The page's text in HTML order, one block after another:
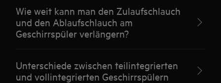
Wie weit kann man den Zulaufschlauch
und den Ablaufschlauch am
Geschirrspüler verlängern?
Unterschiede zwischen teilintegrierten
und vollintegrierten Geschirrspülern